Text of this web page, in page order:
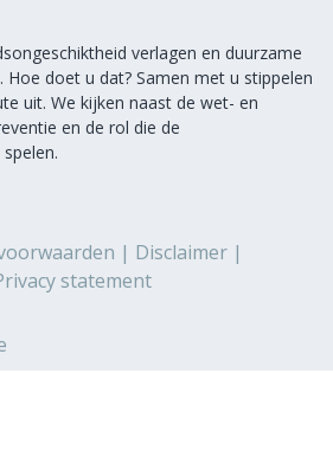
verlagen en duurzame
Hoe doet u dat? Samen met u stippelen
uit. We kijken naast de wet- en
en de rol die de
Disclaimer
statement